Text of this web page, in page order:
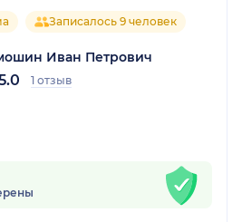
Записалось 9 человек
Иван Петрович
1 отзыв